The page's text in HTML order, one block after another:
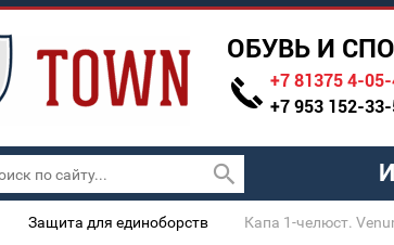
ОБУВЬ И
+7 81375 4-
+7 953 152-
Защита для единоборств Капа 1-челюст.